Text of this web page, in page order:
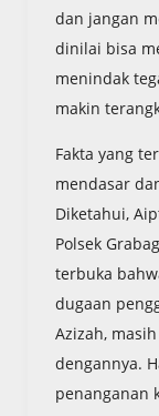
dan jangan
dinilai bisa
menindak
makin
Fakta yang
mendasar
Diketahui,
Polsek
terbuka
dugaan
Azizah,
dengannya.
penanganan